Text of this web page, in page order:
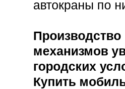
автокраны по
механизмов
городских
Купить